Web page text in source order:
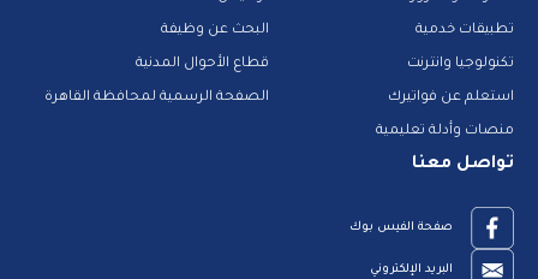
تطبيقات خدمية
تكنولوجيا وانترنت
استعلم عن فواتيرك
منصات وأدلة تعليمية
البحث عن وظيفة
قطاع الأحوال المدنية
الصفحة الرسمية لمحافظة القاهرة
تواصل معنا
صفحة الفيس بوك
البريد الإلكتروني